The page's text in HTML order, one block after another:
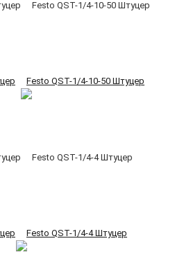
Festo QST-1/4-10-50 Штуцер
Festo QST-1/4-4 Штуцер